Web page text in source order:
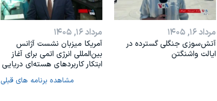
مرداد ۱۶, ۱۴۰۵
آتش‌سوزی جنگلی گسترده در
ایالت واشنگتن
مرداد ۱۶, ۱۴۰۵
آمریکا میزبان نشست آژانس
بین‌المللی انرژی اتمی برای آغاز
ابتکار کاربردهای هسته‌ای دریایی
مشاهده برنامه های قبلی